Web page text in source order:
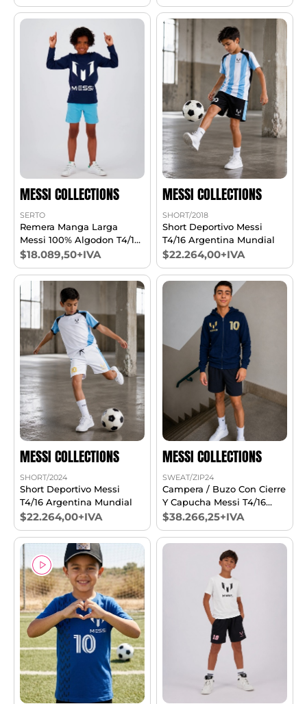
MESSI COLLECTIONS
SERTO
Remera Manga Larga
Messi 100% Algodon T4/16
Argentina Mundial
$18.089,50+IVA
MESSI COLLECTIONS
SHORT/2018
Short Deportivo Messi
T4/16 Argentina Mundial
$22.264,00+IVA
MESSI COLLECTIONS
SHORT/2024
Short Deportivo Messi
T4/16 Argentina Mundial
$22.264,00+IVA
MESSI COLLECTIONS
SWEAT/ZIP24
Campera / Buzo Con Cierre
Y Capucha Messi T4/16
Argentina Mundial
$38.266,25+IVA